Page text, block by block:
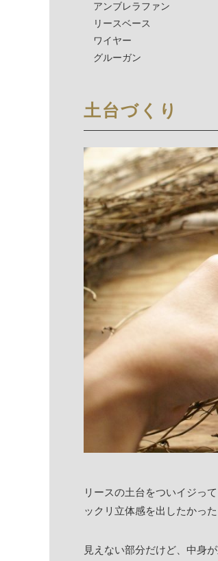
アンブレラファン
リースベース
ワイヤー
グルーガン
土台づくり
リースの土台をついイジっ
ックリ立体感を出したかっ
見えない部分だけど、中身